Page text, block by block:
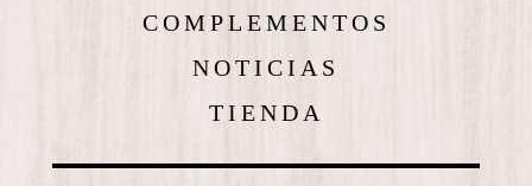
COMPLEMENTOS
NOTICIAS
TIENDA